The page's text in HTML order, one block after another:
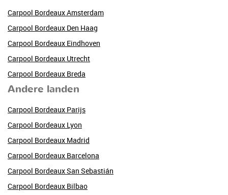
Carpool Bordeaux Amsterdam
Carpool Bordeaux Den Haag
Carpool Bordeaux Eindhoven
Carpool Bordeaux Utrecht
Carpool Bordeaux Breda
Andere landen
Carpool Bordeaux Parijs
Carpool Bordeaux Lyon
Carpool Bordeaux Madrid
Carpool Bordeaux Barcelona
Carpool Bordeaux San Sebastián
Carpool Bordeaux Bilbao